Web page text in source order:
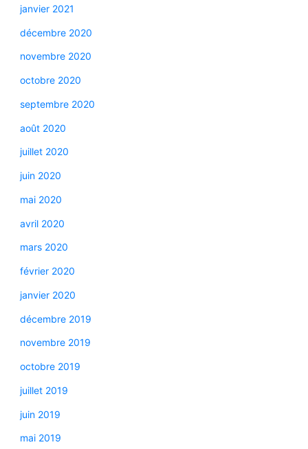
janvier 2021
décembre 2020
novembre 2020
octobre 2020
septembre 2020
août 2020
juillet 2020
juin 2020
mai 2020
avril 2020
mars 2020
février 2020
janvier 2020
décembre 2019
novembre 2019
octobre 2019
juillet 2019
juin 2019
mai 2019